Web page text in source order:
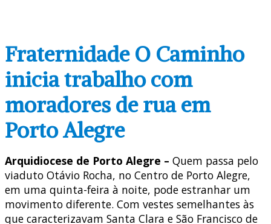
Fraternidade O Caminho
inicia trabalho com
moradores de rua em
Porto Alegre
Arquidiocese de Porto Alegre – Quem passa pelo
viaduto Otávio Rocha, no Centro de Porto Alegre,
em uma quinta-feira à noite, pode estranhar um
movimento diferente. Com vestes semelhantes às
que caracterizavam Santa Clara e São Francisco de